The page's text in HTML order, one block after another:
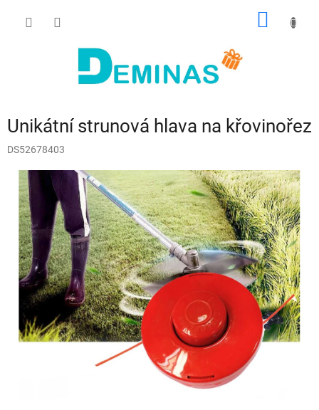
Unikátní strunová hlava na křovinořez
DS52678403